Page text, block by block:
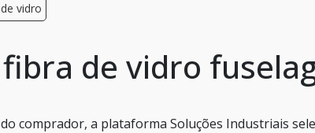
vidro
de vidro
comprador, a plataforma Soluções Industriais